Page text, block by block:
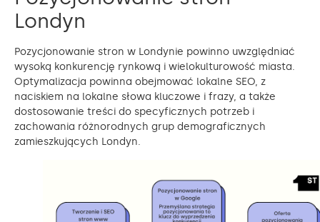
Londyn
Pozycjonowanie stron w Londynie powinno uwzględniać
wysoką konkurencję rynkową i wielokulturowość miasta.
Optymalizacja powinna obejmować lokalne SEO, z
naciskiem na lokalne słowa kluczowe i frazy, a także
dostosowanie treści do specyficznych potrzeb i
zachowania różnorodnych grup demograficznych
zamieszkujących Londyn.